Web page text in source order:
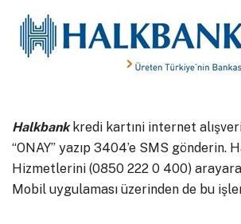
Halkbank kredi kartıni internet
“ONAY” yazıp 3404’e SMS gönderin.
Hizmetlerini (0850 222 0 400)
Mobil uygulaması üzerinden de bu